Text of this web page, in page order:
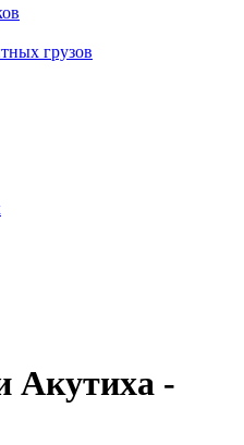
грузов
Акутиха -